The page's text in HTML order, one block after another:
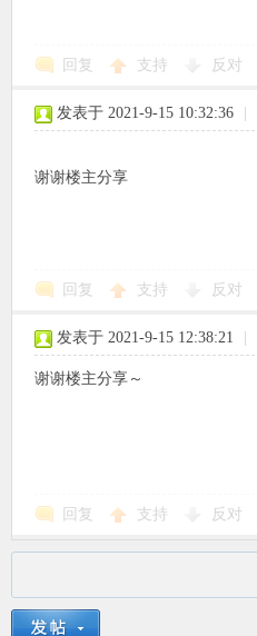
回复 支持 反对
发表于 2021-9-15 10:32:36
谢谢楼主分享
回复 支持 反对
发表于 2021-9-15 12:38:21
谢谢楼主分享～
回复 支持 反对